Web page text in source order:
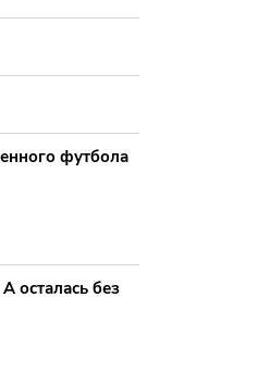
футбола
осталась без